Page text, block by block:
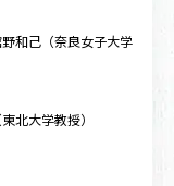
和己（奈良女子大学
北大学教授）